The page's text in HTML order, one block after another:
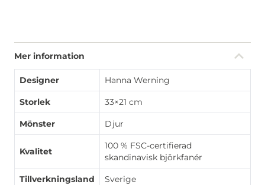
Mer information
Designer Hanna Werning
Storlek 33×21 cm
Mönster Djur
Kvalitet
100 % FSC-certifierad
skandinavisk björkfanér
Tillverkningsland Sverige